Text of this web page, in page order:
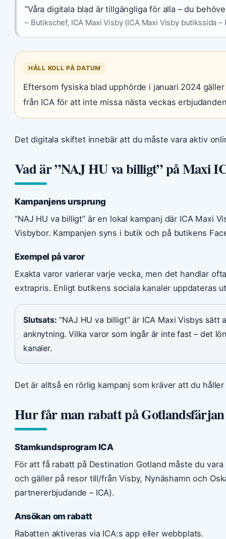
”Våra digitala blad är tillgängliga för alla – du
– Butikschef, ICA Maxi Visby (ICA Maxi Visby butikssida –
HÅLL KOLL PÅ DATUM
Eftersom fysiska blad upphörde i januari 2024
från ICA för att inte missa nästa veckas
Det digitala skiftet innebär att du måste vara aktiv
Vad är ”NAJ HU va billigt” på Maxi
Kampanjens ursprung
”NAJ HU va billigt” är en lokal kampanj där ICA Maxi
Visbybor. Kampanjen syns i butik och på butikens
Exempel på varor
Exakta varor varierar varje vecka, men det handlar
extrapris. Enligt butikens sociala kanaler uppdateras
Slutsats: ”NAJ HU va billigt” är ICA Maxi Visbys
anknytning. Vilka varor som ingår är inte fast – det
kanaler.
Det är alltså en rörlig kampanj som kräver att du
Hur får man rabatt på
Stamkundsprogram ICA
För att få rabatt på Destination Gotland måste du vara
och gäller på resor till/från Visby, Nynäshamn och
partnererbjudande – ICA).
Ansökan om rabatt
Rabatten aktiveras via ICA:s app eller webbplats.